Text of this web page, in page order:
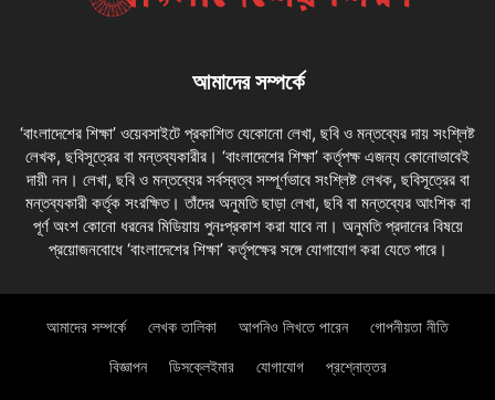
আমাদের সম্পর্কে
‘বাংলাদেশের শিক্ষা’ ওয়েবসাইটে প্রকাশিত যেকোনো লেখা, ছবি ও মন্তব্যের দায় সংশ্লিষ্ট
লেখক, ছবিসূত্রের বা মন্তব্যকারীর। ‘বাংলাদেশের শিক্ষা’ কর্তৃপক্ষ এজন্য কোনোভাবেই
দায়ী নন। লেখা, ছবি ও মন্তব্যের সর্বস্বত্ব সম্পূর্ণভাবে সংশ্লিষ্ট লেখক, ছবিসূত্রের বা
মন্তব্যকারী কর্তৃক সংরক্ষিত। তাঁদের অনুমতি ছাড়া লেখা, ছবি বা মন্তব্যের আংশিক বা
পূর্ণ অংশ কোনো ধরনের মিডিয়ায় পুনঃপ্রকাশ করা যাবে না। অনুমতি প্রদানের বিষয়ে
প্রয়োজনবোধে ‘বাংলাদেশের শিক্ষা’ কর্তৃপক্ষের সঙ্গে যোগাযোগ করা যেতে পারে।
আমাদের সম্পর্কে লেখক তালিকা আপনিও লিখতে পারেন গোপনীয়তা নীতি
বিজ্ঞাপন ডিসক্লেইমার যোগাযোগ প্রশ্নোত্তর